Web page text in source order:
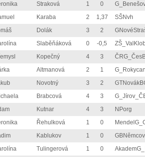
Straková 1 0
Karaba 2 1,37
SŠNvh
Dolák 3 2
Slaběňáková 0 -0,5
Kopečný 4 3
Altmanová 2 1
Novotný 3 2
Brabcová 4 3
Kutnar 4 3
NPorg
Řehulková 1 0
Kablukov 1 0
Tulingerová 1 0